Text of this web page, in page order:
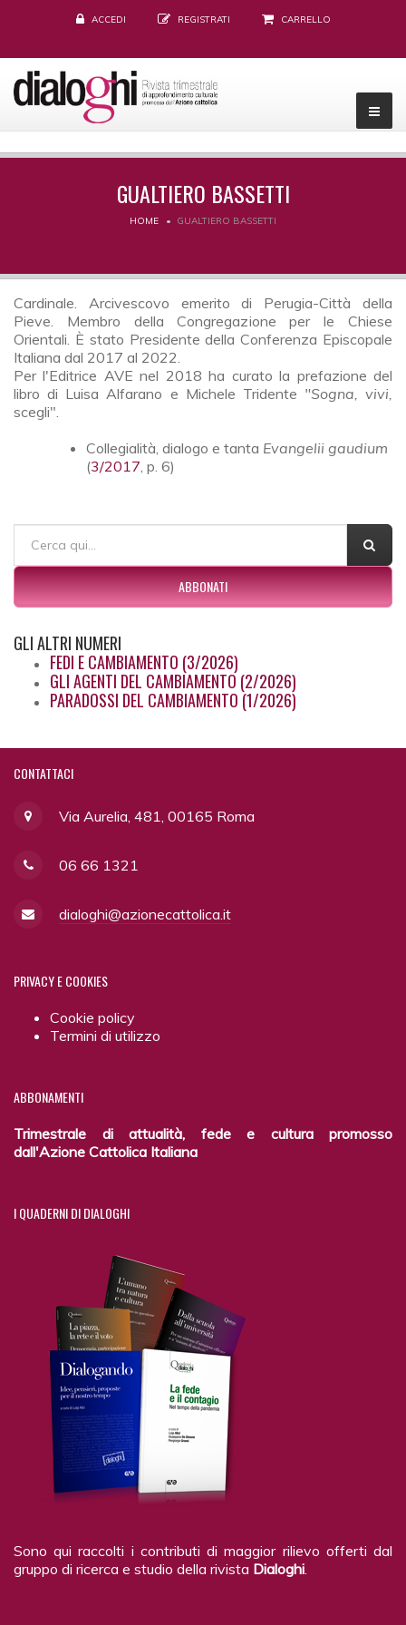
ACCEDI REGISTRATI CARRELLO
GUALTIERO BASSETTI
HOME GUALTIERO BASSETTI
Cardinale. Arcivescovo emerito di Perugia-Città della
Pieve. Membro della Congregazione per le Chiese
Orientali. È stato Presidente della Conferenza Episcopale
Italiana dal 2017 al 2022.
Per l'Editrice AVE nel 2018 ha curato la prefazione del
libro di Luisa Alfarano e Michele Tridente "Sogna, vivi,
scegli".
Collegialità, dialogo e tanta Evangelii gaudium
(3/2017, p. 6)
FORM DI RICERCA
ABBONATI
GLIALTRI NUMERI
FEDI E CAMBIAMENTO (3/2026)
GLI AGENTI DEL CAMBIAMENTO (2/2026)
PARADOSSI DEL CAMBIAMENTO (1/2026)
CONTATTACI
Via Aurelia, 481, 00165 Roma
06 66 1321
dialoghi@azionecattolica.it
PRIVACYE COOKIES
Cookie policy
Termini di utilizzo
ABBONAMENTI
Trimestrale di attualità, fede e cultura promosso
dall'Azione Cattolica Italiana
IQUADERNI DI DIALOGHI
Sono qui raccolti i contributi di maggior rilievo offerti dal
gruppo di ricerca e studio della rivista Dialoghi